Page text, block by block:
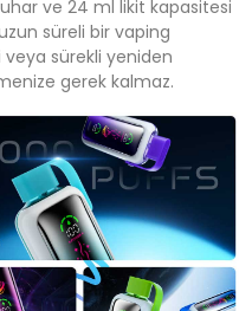
ve 24 ml likit kapasitesi
süreli bir vaping
sürekli yeniden
gerek kalmaz.